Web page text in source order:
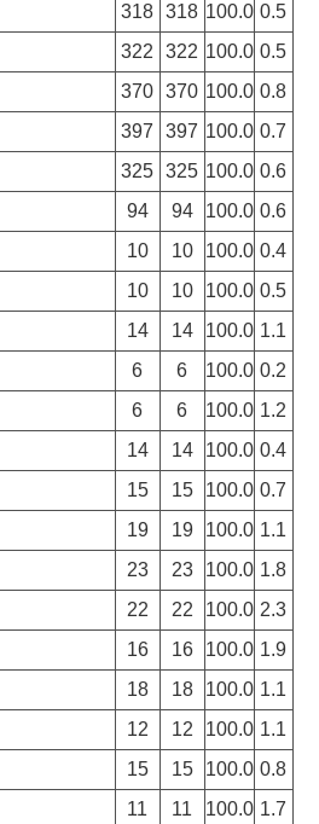
318 318 100.0 0.5
322 322 100.0 0.5
370 370 100.0 0.8
397 397 100.0 0.7
325 325 100.0 0.6
94 94 100.0 0.6
10 10 100.0 0.4
10 10 100.0 0.5
14 14 100.0 1.1
6 6 100.0 0.2
6 6 100.0 1.2
14 14 100.0 0.4
15 15 100.0 0.7
19 19 100.0 1.1
23 23 100.0 1.8
22 22 100.0 2.3
16 16 100.0 1.9
18 18 100.0 1.1
12 12 100.0 1.1
15 15 100.0 0.8
11 11 100.0 1.7